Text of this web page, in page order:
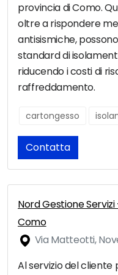
provincia di Como.
oltre a rispondere
antisismiche,
standard di
riducendo i costi di
raffreddamento.
cartongesso
Contatta
Nord Gestione
Como
Via Matteotti,
Al servizio del cliente